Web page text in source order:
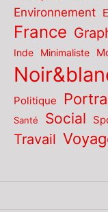
Environnement
France
Inde Minimaliste
Politique
Santé Social
Travail